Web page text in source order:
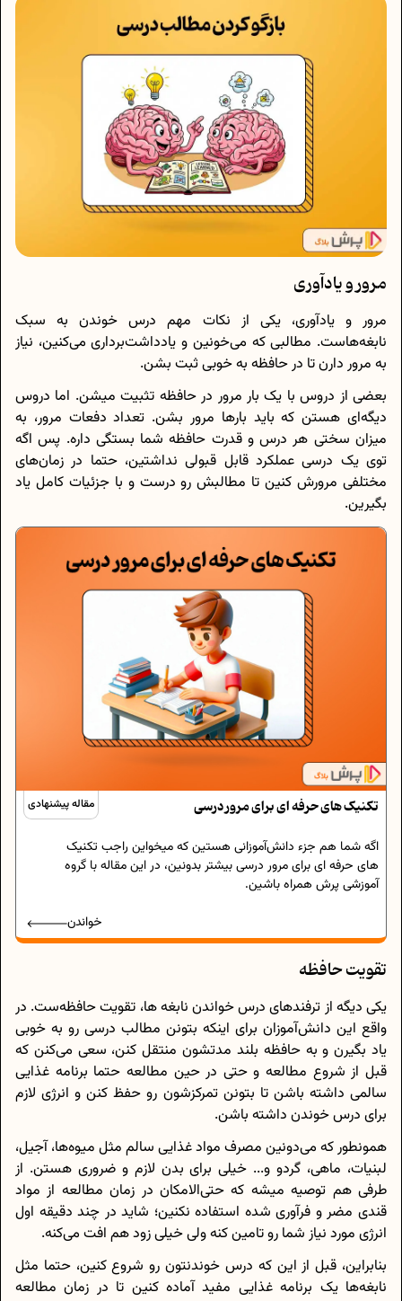
مرور و یادآوری
مرور و یادآوری، یکی از نکات مهم درس خوندن به سبک
نابغه‌هاست. مطالبی که می‌خونین و یادداشت‌برداری می‌کنین، نیاز
به مرور دارن تا در حافظه به خوبی ثبت بشن.
بعضی از دروس با یک بار مرور در حافظه تثبیت میشن. اما دروس
دیگه‌ای هستن که باید بارها مرور بشن. تعداد دفعات مرور، به
میزان سختی هر درس و قدرت حافظه‌ شما بستگی داره. پس اگه
توی یک درسی عملکرد قابل قبولی نداشتین، حتما در زمان‌های
مختلفی مرورش کنین تا مطالبش رو درست و با جزئیات کامل یاد
بگیرین.
مقاله پیشنهادی تکنیک های حرفه ای برای مرور درسی
اگه شما هم جزء دانش‌آموزانی هستین که میخواین راجب تکنیک
های حرفه ای برای مرور درسی بیشتر بدونین، در این مقاله با گروه
آموزشی پرش همراه باشین.
خواندن
تقویت حافظه
یکی دیگه از ترفندهای درس خواندن نابغه ها، تقویت حافظه‌ست. در
واقع این دانش‌آموزان برای اینکه بتونن مطالب درسی رو به خوبی
یاد بگیرن و به حافظه بلند مدتشون منتقل کنن، سعی می‌کنن که
قبل از شروع مطالعه و حتی در حین مطالعه حتما برنامه غذایی
سالمی داشته باشن تا بتونن تمرکزشون رو حفظ کنن و انرژی لازم
برای درس خوندن داشته باشن.
همونطور که می‌دونین مصرف مواد غذایی سالم مثل میوه‌ها، آجیل،
لبنیات، ماهی، گردو و... خیلی برای بدن لازم و ضروری هستن. از
طرفی هم توصیه میشه که حتی‌الامکان در زمان مطالعه از مواد
قندی مضر و فرآوری شده استفاده نکنین؛ شاید در چند دقیقه اول
انرژی مورد نیاز شما رو تامین کنه ولی خیلی زود هم افت می‌کنه.
بنابراین، قبل از این که درس خوندنتون رو شروع کنین، حتما مثل
نابغه‌ها یک برنامه غذایی مفید آماده کنین تا در زمان مطالعه